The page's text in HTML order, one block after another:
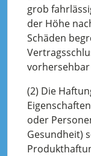
grob
der Höhe
Schäden
(2) Die
oder
Gesundheit)